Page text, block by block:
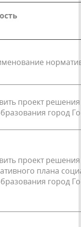
проект
город
проект
плана
город